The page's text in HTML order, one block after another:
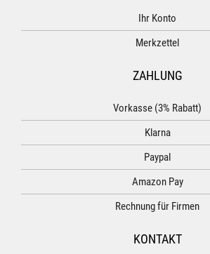
Ihr Konto
Merkzettel
ZAHLUNG
Vorkasse (3% Rabatt)
Klarna
Paypal
Amazon Pay
Rechnung für Firmen
KONTAKT